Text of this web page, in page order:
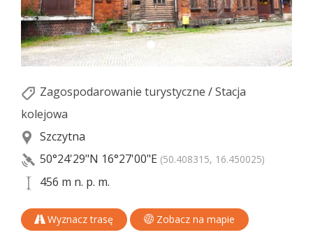
Zagospodarowanie turystyczne /Stacja
kolejowa
Szczytna
50°24'29"N 16°27'00"E (50.408315, 16.450025)
456 m n. p. m.
Wyznacz trasę Zobacz na mapie